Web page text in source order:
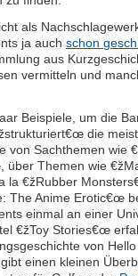
als
ja auch schon
aus
vermitteln und
Beispiele, um die
die
von Sachthemen wie
Themen wie
la €žRubber
The Anime Erotic€œ
einmal an einer
€žToy Stories€œ
von
einen kleinen